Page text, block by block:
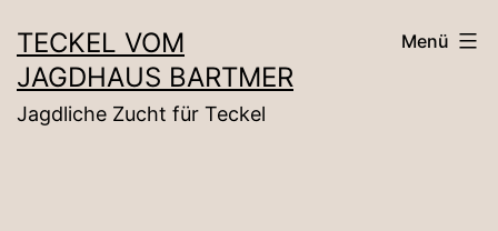
Inhalt
springen
TECKEL VOM
JAGDHAUS BARTMER
Jagdliche Zucht für Teckel
Menü